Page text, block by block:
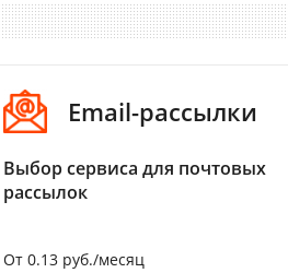
Email-рассылки
Выбор сервиса для почтовых
рассылок
От 0.13 руб./месяц